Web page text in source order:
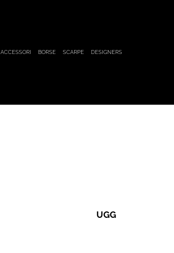
ACCESSORI BORSE SCARPE DESIGNERS
UGG